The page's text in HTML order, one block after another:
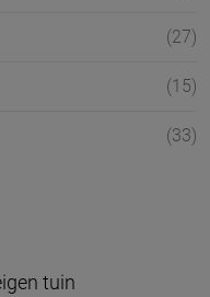
(27)
(15)
(33)
tuin